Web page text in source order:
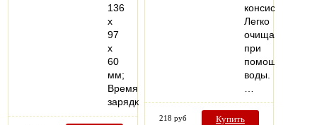
136
x
97
x
60
мм;
Время
зарядки…
консистенции.
Легко
очищается
при
помощи
воды.
218 руб Купить